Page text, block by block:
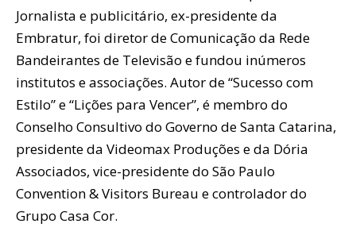
Jornalista e publicitário, ex-presidente da
Embratur, foi diretor de Comunicação da Rede
Bandeirantes de Televisão e fundou inúmeros
institutos e associações. Autor de “Sucesso com
Estilo” e “Lições para Vencer”, é membro do
Conselho Consultivo do Governo de Santa Catarina,
presidente da Videomax Produções e da Dória
Associados, vice-presidente do São Paulo
Convention & Visitors Bureau e controlador do
Grupo Casa Cor.